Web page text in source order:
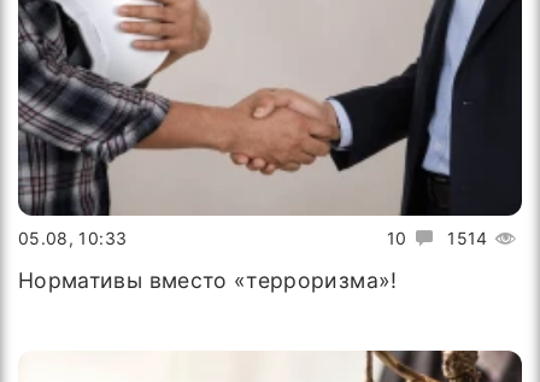
10 1514
05.08, 10:33
Нормативы вместо «терроризма»!